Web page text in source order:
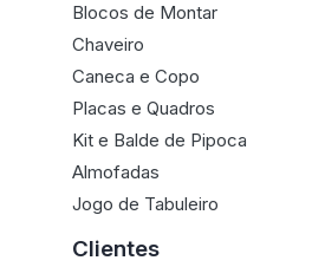
Blocos de Montar
Chaveiro
Caneca e Copo
Placas e Quadros
Kit e Balde de Pipoca
Almofadas
Jogo de Tabuleiro
Clientes